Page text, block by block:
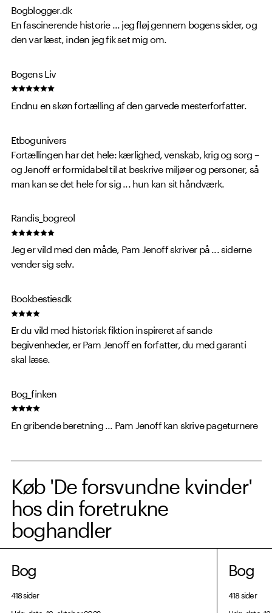
Bogblogger.dk
En fascinerende historie ... jeg fløj gennem bogens sider, og
den var læst, inden jeg fik set mig om.
Bogens Liv
Endnu en skøn fortælling af den garvede mesterforfatter.
Etbogunivers
Fortællingen har det hele: kærlighed, venskab, krig og sorg –
og Jenoff er formidabel til at beskrive miljøer og personer, så
man kan se det hele for sig ... hun kan sit håndværk.
Randis_bogreol
Jeg er vild med den måde, Pam Jenoff skriver på ... siderne
vender sig selv.
Bookbestiesdk
Er du vild med historisk fiktion inspireret af sande
begivenheder, er Pam Jenoff en forfatter, du med garanti
skal læse.
Bog_finken
En gribende beretning ... Pam Jenoff kan skrive pageturnere
Køb 'De forsvundne kvinder'
hos din foretrukne
boghandler
Bog
418 sider
Bog
418 sider